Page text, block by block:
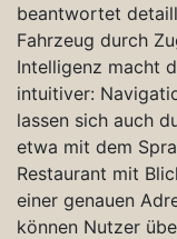
beantwortet
Fahrzeug durch
Intelligenz macht
intuitiver:
lassen sich auch
etwa mit dem
Restaurant mit
einer genauen
können Nutzer